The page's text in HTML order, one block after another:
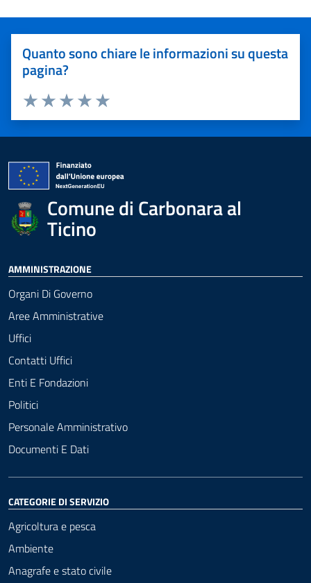
Quanto sono chiare le informazioni su questa
pagina?
Valuta 5 stelle su 5
Valuta 4 stelle su 5
Valuta 3 stelle su 5
Valuta 2 stelle su 5
Valuta 1 stelle su 5
Comune di Carbonara al
Ticino
AMMINISTRAZIONE
Organi Di Governo
Aree Amministrative
Uffici
Contatti Uffici
Enti E Fondazioni
Politici
Personale Amministrativo
Documenti E Dati
CATEGORIE DI SERVIZIO
Agricoltura e pesca
Ambiente
Anagrafe e stato civile